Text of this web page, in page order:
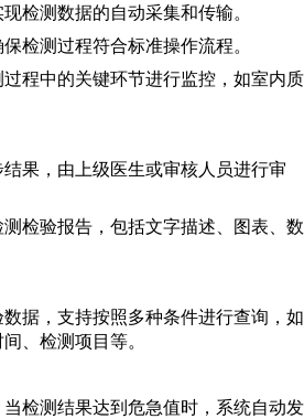
检测数据的自动采集和传输。
检测过程符合标准操作流程。
程中的关键环节进行监控，如室内质
果，由上级医生或审核人员进行审
检验报告，包括文字描述、图表、数
据，支持按照多种条件进行查询，如
、检测项目等。
检测结果达到危急值时，系统自动发